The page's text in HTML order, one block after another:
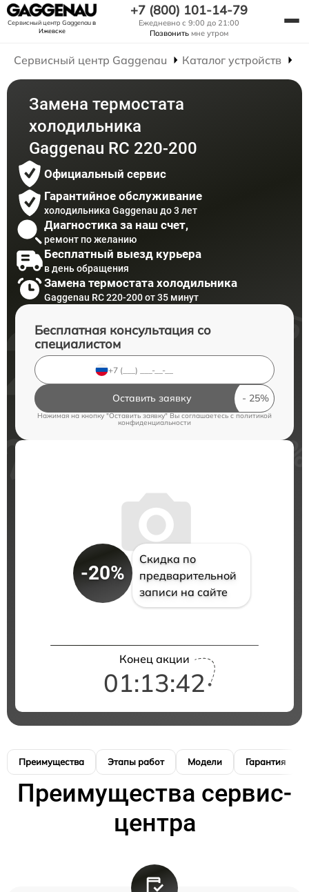
Сервисный центр Gaggenauв
Ижевске
+7 (800) 101-14-79
Ежедневно с 9:00 до 21:00
Позвонить мне утром
Сервисный центр Gaggenau Каталог устройств
Замена термостата
холодильника
Gaggenau RC 220-200
Официальный сервис
Гарантийное обслуживание
холодильника Gaggenau до 3 лет
Диагностика за наш счет,
ремонт по желанию
Бесплатный выезд курьера
в день обращения
Замена термостата холодильника
Gaggenau RC 220-200 от 35 минут
Бесплатная консультация со
специалистом
Оставить заявку
Нажимая на кнопку "Оставить заявку" Вы соглашаетесь cполитикой
конфиденциальности
-20%
Скидка по
предварительной
записи на сайте
Конец акции
01:13:41
Преимущества Этапы работ Модели Гарантия
Преимущества сервис-
центра